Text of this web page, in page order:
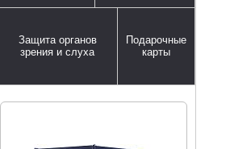
Защита органов
зрения и слуха
Подарочные
карты